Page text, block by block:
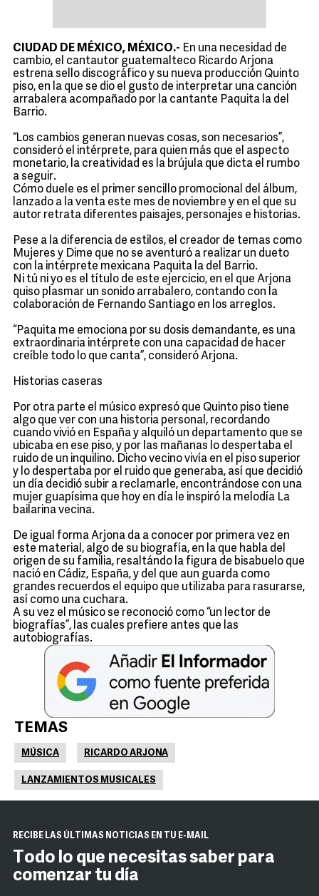
CIUDAD DE MÉXICO, MÉXICO.- En una necesidad de
cambio, el cantautor guatemalteco Ricardo Arjona
estrena sello discográfico y su nueva producción Quinto
piso, en la que se dio el gusto de interpretar una canción
arrabalera acompañado por la cantante Paquita la del
Barrio.
“Los cambios generan nuevas cosas, son necesarios”,
consideró el intérprete, para quien más que el aspecto
monetario, la creatividad es la brújula que dicta el rumbo
a seguir.
Cómo duele es el primer sencillo promocional del álbum,
lanzado a la venta este mes de noviembre y en el que su
autor retrata diferentes paisajes, personajes e historias.
Pese a la diferencia de estilos, el creador de temas como
Mujeres y Dime que no se aventuró a realizar un dueto
con la intérprete mexicana Paquita la del Barrio.
Ni tú ni yo es el título de este ejercicio, en el que Arjona
quiso plasmar un sonido arrabalero, contando con la
colaboración de Fernando Santiago en los arreglos.
“Paquita me emociona por su dosis demandante, es una
extraordinaria intérprete con una capacidad de hacer
creíble todo lo que canta”, consideró Arjona.
Historias caseras
Por otra parte el músico expresó que Quinto piso tiene
algo que ver con una historia personal, recordando
cuando vivió en España y alquiló un departamento que se
ubicaba en ese piso, y por las mañanas lo despertaba el
ruido de un inquilino. Dicho vecino vivía en el piso superior
y lo despertaba por el ruido que generaba, así que decidió
un día decidió subir a reclamarle, encontrándose con una
mujer guapísima que hoy en día le inspiró la melodía La
bailarina vecina.
De igual forma Arjona da a conocer por primera vez en
este material, algo de su biografía, en la que habla del
origen de su familia, resaltándo la figura de bisabuelo que
nació en Cádiz, España, y del que aun guarda como
grandes recuerdos el equipo que utilizaba para rasurarse,
así como una cuchara.
A su vez el músico se reconoció como “un lector de
biografías”, las cuales prefiere antes que las
autobiografías.
TEMAS
MÚSICA RICARDO ARJONA
LANZAMIENTOS MUSICALES
RECIBE LAS ÚLTIMAS NOTICIAS EN TU E-MAIL
Todo lo que necesitas saber para
comenzar tu día